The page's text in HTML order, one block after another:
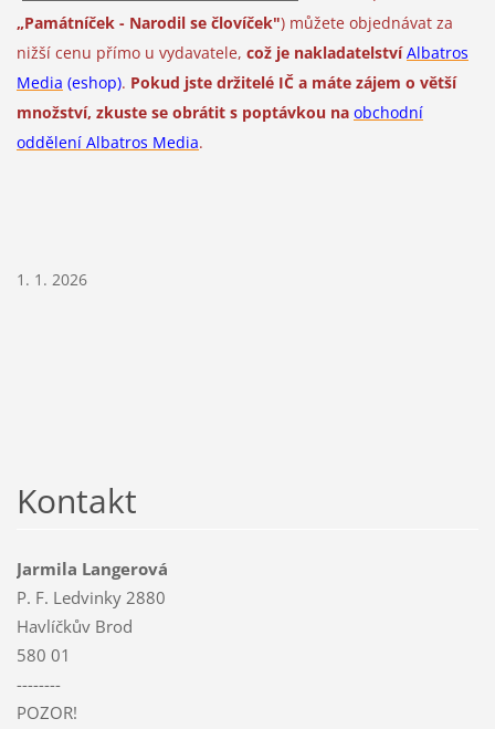
„Památníček - Narodil se človíček") můžete objednávat za
nižší cenu přímo u vydavatele, což je nakladatelstvíAlbatros
Media (eshop). Pokud jste držitelé IČ a máte zájem o větší
množství, zkuste se obrátit s poptávkou na obchodní
oddělení Albatros Media.
1. 1. 2026
Kontakt
Jarmila Langerová
P. F. Ledvinky 2880
Havlíčkův Brod
580 01
--------
POZOR!